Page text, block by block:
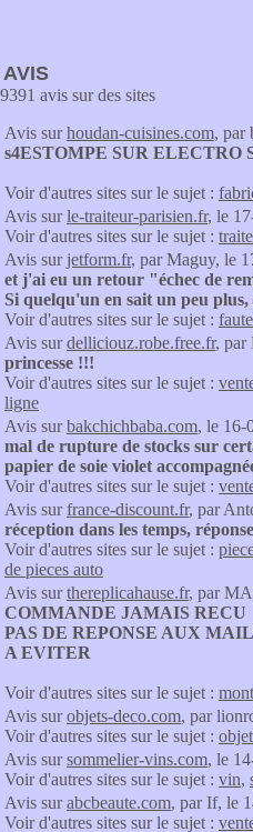
avis sur des sites
Avis surhoudan-cuisines.com, par
s4ESTOMPE SUR
Voir d'autres sites sur le sujet :
Avis surle-traiteur-parisien.fr, le
Voir d'autres sites sur le sujet :
Avis surjetform.fr, par Maguy, le
et j'ai eu un retour "échec de
Si quelqu'un en sait un peu
Voir d'autres sites sur le sujet :
Avis surdelliciouz.robe.free.fr, par
princesse !!!
Voir d'autres sites sur le sujet :
ligne
Avis surbakchichbaba.com, le 16-
mal de rupture de stocks sur
papier de soie violet
Voir d'autres sites sur le sujet :
Avis surfrance-discount.fr, par
réception dans les temps,
Voir d'autres sites sur le sujet :
de pieces auto
Avis surthereplicahause.fr, par
COMMANDE JAMAIS RECU
PAS DE REPONSE AUX
A EVITER
Voir d'autres sites sur le sujet :
Avis surobjets-deco.com, par
Voir d'autres sites sur le sujet :
Avis sursommelier-vins.com, le
Voir d'autres sites sur le sujet : vin,
Avis surabcbeaute.com, par If, le
Voir d'autres sites sur le sujet :